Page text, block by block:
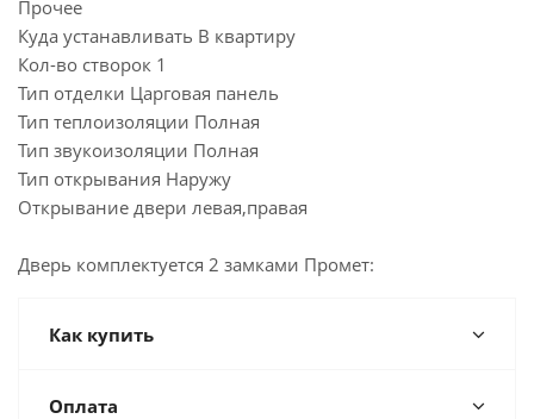
Прочее
Куда устанавливать В квартиру
Кол-во створок 1
Тип отделки Царговая панель
Тип теплоизоляции Полная
Тип звукоизоляции Полная
Тип открывания Наружу
Открывание двери левая,правая
Дверь комплектуется 2 замками Промет:
Как купить
Оплата